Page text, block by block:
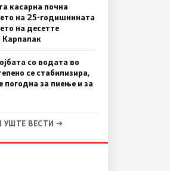
касарна почна
на 25-годишнината
на десетте
Карпалак
со водата во
се стабилизира,
погодна за пиење и за
УШТЕ ВЕСТИ →